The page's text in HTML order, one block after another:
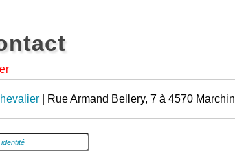
| Rue Armand Bellery, 7 à 4570 Marchin